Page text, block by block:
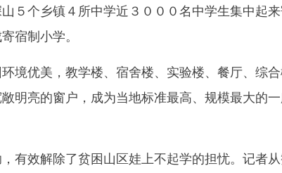
５个乡镇４所中学近３０００名中学生集中起来
宿制小学。
优美，教学楼、宿舍楼、实验楼、餐厅、综
明亮的窗户，成为当地标准最高、规模最大的
效解除了贫困山区娃上不起学的担忧。记者